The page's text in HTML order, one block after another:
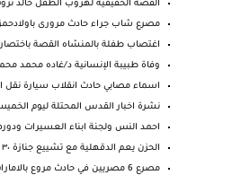
القصة الحقيقية لهروب الطفل خالد
مصرع شاب جراء حادث مرورى
اغتصاب طفلة بالمنشاه القصة باختصار
وفاة طبيبة الإنسانية د/غاده محمد
اسماء مصابي حادث انقلاب سيارة نقل
نشرة اخبار القدس المحتلة ليوم الخميس (14-7-
احمد النس ولجنة ابناء العسيرات
الحزن يعم ⁧‫الدقهلية‬⁩ مع تشييع جنازة ٣٠ طفل من حف...
مصرع 6 مصريين في حادث مروع بالامارات